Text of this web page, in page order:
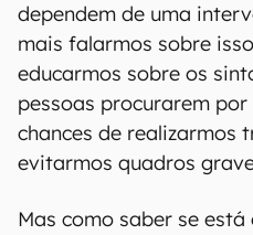
dependem de uma
mais falarmos sobre
educarmos sobre os
pessoas procurarem
chances de realizarmos
evitarmos quadros
Mas como saber se